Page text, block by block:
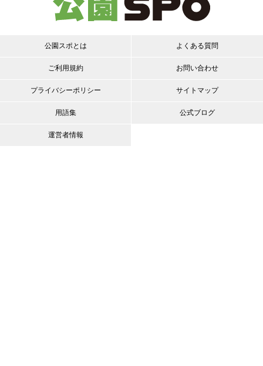
公園スポとは
ご利用規約
プライバシーポリシー
用語集
運営者情報
よくある質問
お問い合わせ
サイトマップ
公式ブログ